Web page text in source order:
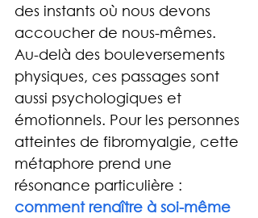
des instants où nous devons
accoucher de nous-mêmes.
Au-delà des bouleversements
physiques, ces passages sont
aussi psychologiques et
émotionnels. Pour les personnes
atteintes de fibromyalgie, cette
métaphore prend une
résonance particulière :
comment renaître à soi-même